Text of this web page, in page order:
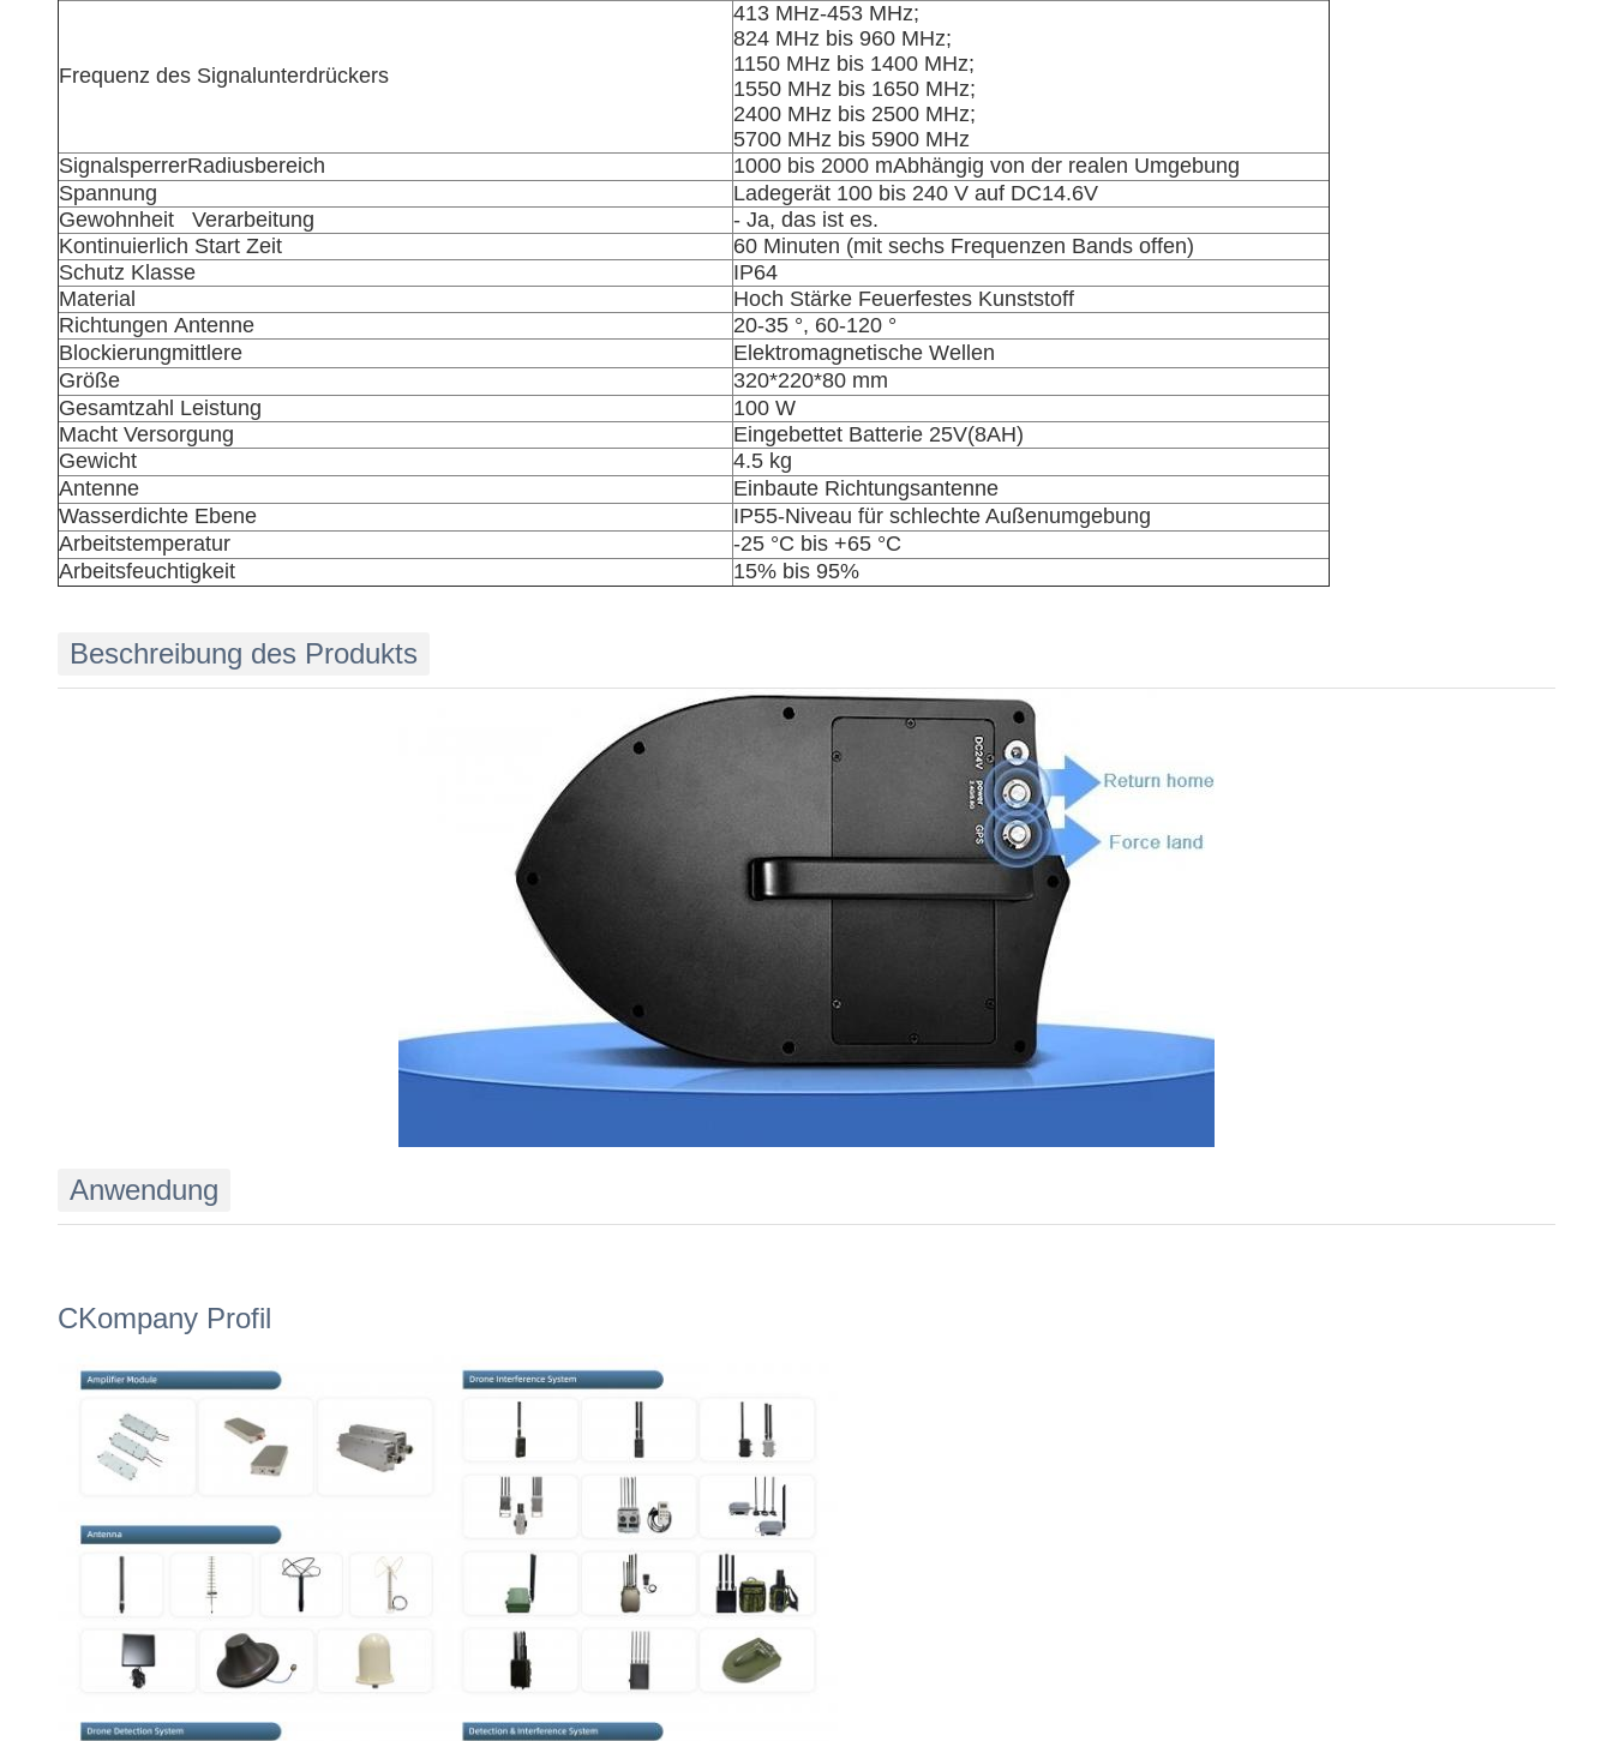
Frequenz des Signalunterdrückers
413 MHz-453 MHz;
824 MHz bis 960 MHz;
1150 MHz bis 1400 MHz;
1550 MHz bis 1650 MHz;
2400 MHz bis 2500 MHz;
5700 MHz bis 5900 MHz
SignalsperrerRadiusbereich 1000 bis 2000 mAbhängig von der realen Umgebung
Spannung
Ladegerät 100 bis 240 V auf DC14.6V
Gewohnheit
Verarbeitung
- Ja, das ist es.
Kontinuierlich Start Zeit 60 Minuten (mit sechs Frequenzen Bands offen)
Schutz Klasse
IP64
Material
Hoch Stärke Feuerfestes Kunststoff
Richtungen Antenne
20-35 °, 60-120 °
Blockierungmittlere
Elektromagnetische Wellen
Größe
320*220*80 mm
Gesamtzahl Leistung
100 W
Macht Versorgung Eingebettet Batterie 25V(8AH)
Gewicht
4.5 kg
Antenne
Einbaute Richtungsantenne
Wasserdichte Ebene
IP55-Niveau für schlechte Außenumgebung
Arbeitstemperatur
-25 °C bis +65 °C
Arbeitsfeuchtigkeit
15% bis 95%
Beschreibung des Produkts
Anwendung
CKompany Profil